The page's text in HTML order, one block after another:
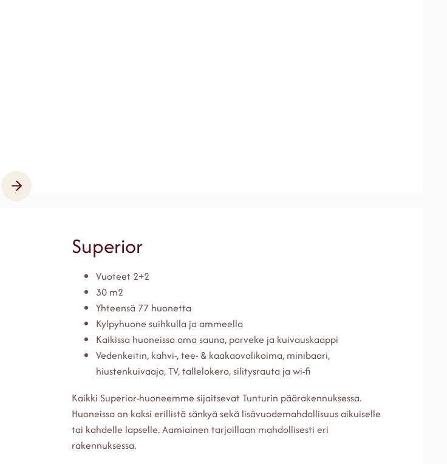
Superior
Vuoteet 2+2
30 m2
Yhteensä 77 huonetta
Kylpyhuone suihkulla ja ammeella
Kaikissa huoneissa oma sauna, parveke ja kuivauskaappi
Vedenkeitin, kahvi-, tee- & kaakaovalikoima, minibaari,
hiustenkuivaaja, TV, tallelokero, silitysrauta ja wi-fi
Kaikki Superior-huoneemme sijaitsevat Tunturin päärakennuksessa.
Huoneissa on kaksi erillistä sänkyä sekä lisävuodemahdollisuus aikuiselle
tai kahdelle lapselle. Aamiainen tarjoillaan mahdollisesti eri
rakennuksessa.